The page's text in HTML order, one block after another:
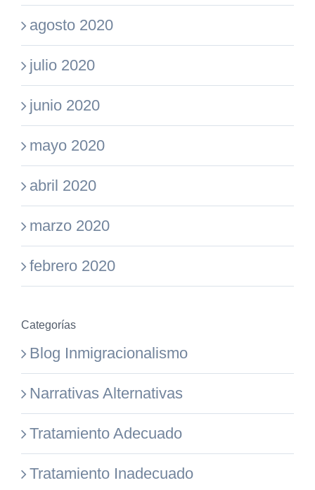
agosto 2020
julio 2020
junio 2020
mayo 2020
abril 2020
marzo 2020
febrero 2020
Categorías
Blog Inmigracionalismo
Narrativas Alternativas
Tratamiento Adecuado
Tratamiento Inadecuado